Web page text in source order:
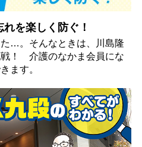
れを楽しく防ぐ！
…。そんなときは、川島隆
！ 介護のなかま会員にな
ます。